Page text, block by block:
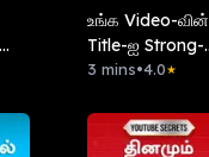
உங்க Video-வின்
Title-ஐ Strong-
ஆக மாற்றலாம்
3 mins•4.0★